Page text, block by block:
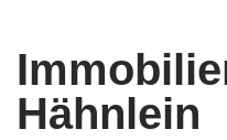
Hähnlein